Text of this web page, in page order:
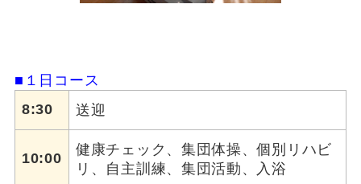
■１日コース
8:30
送迎
10:00
健康チェック、集団体操、個別リハビ
リ、自主訓練、集団活動、入浴